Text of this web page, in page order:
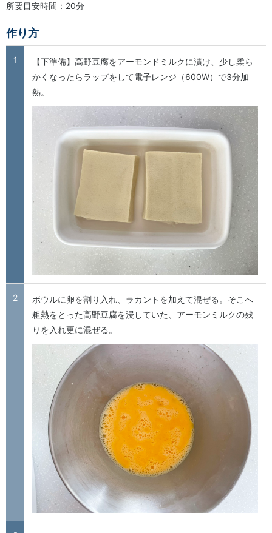
所要目安時間：20分
作り方
1
【下準備】高野豆腐をアーモンドミルクに漬け、少し柔ら
かくなったらラップをして電子レンジ（600W）で3分加
熱。
2
ボウルに卵を割り入れ、ラカントを加えて混ぜる。そこへ
粗熱をとった高野豆腐を浸していた、アーモンミルクの残
りを入れ更に混ぜる。